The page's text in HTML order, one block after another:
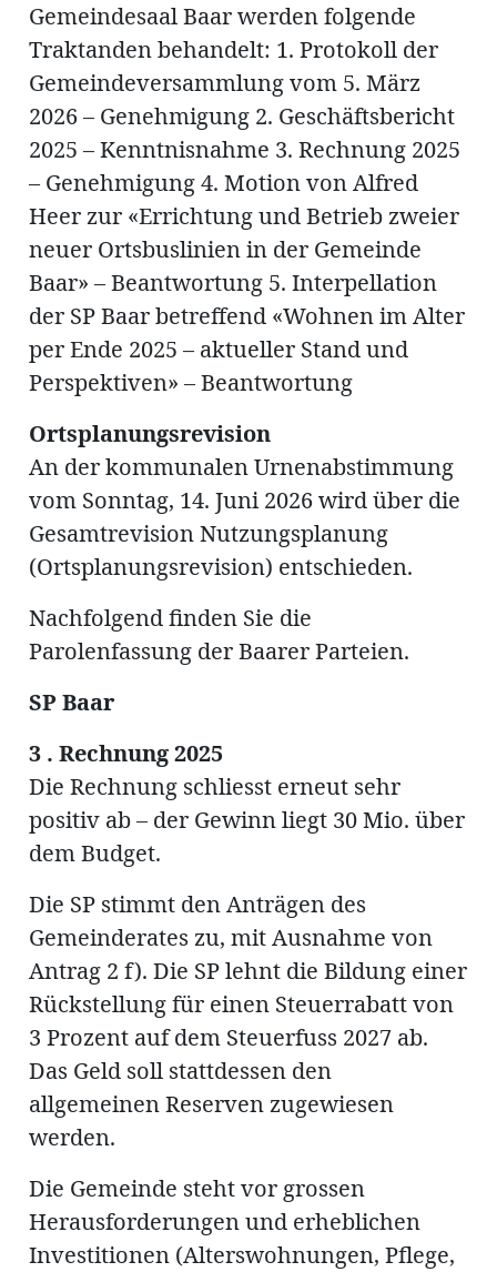
Amtliche
Mitteilungen
Baustellen
Gemeindesaal Baar werden folgende
Traktanden behandelt: 1. Protokoll der
Gemeindeversammlung vom 5. März
2026 – Genehmigung 2. Geschäftsbericht
2025 – Kenntnisnahme 3. Rechnung 2025
– Genehmigung 4. Motion von Alfred
Heer zur «Errichtung und Betrieb zweier
neuer Ortsbuslinien in der Gemeinde
Baar» – Beantwortung 5. Interpellation
der SP Baar betreffend «Wohnen im Alter
per Ende 2025 – aktueller Stand und
Perspektiven» – Beantwortung
Ortsplanungsrevision
An der kommunalen Urnenabstimmung
vom Sonntag, 14. Juni 2026 wird über die
Gesamtrevision Nutzungsplanung
(Ortsplanungsrevision) entschieden.
Nachfolgend finden Sie die
Parolenfassung der Baarer Parteien.
SP Baar
3 . Rechnung 2025
Die Rechnung schliesst erneut sehr
positiv ab – der Gewinn liegt 30 Mio. über
dem Budget.
Die SP stimmt den Anträgen des
Gemeinderates zu, mit Ausnahme von
Antrag 2 f). Die SP lehnt die Bildung einer
Rückstellung für einen Steuerrabatt von
3 Prozent auf dem Steuerfuss 2027 ab.
Das Geld soll stattdessen den
allgemeinen Reserven zugewiesen
werden.
Die Gemeinde steht vor grossen
Herausforderungen und erheblichen
Investitionen (Alterswohnungen, Pflege,